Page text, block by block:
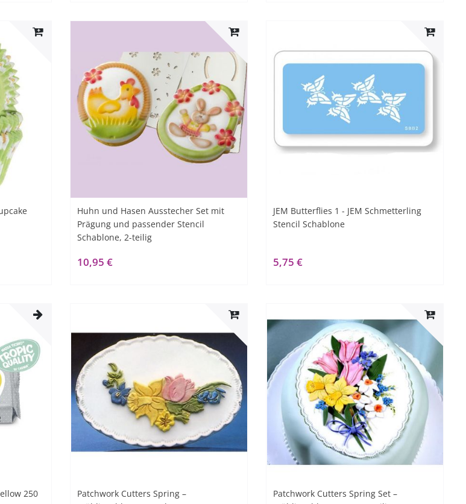
Huhn und Hasen Ausstecher Set mit
Prägung und passender Stencil
Schablone, 2-teilig
10,95 €
JEM Butterflies 1 - JEM Schmetterling
Stencil Schablone
5,75 €
250
Patchwork Cutters Spring –
Patchwork Cutters Spring Set –